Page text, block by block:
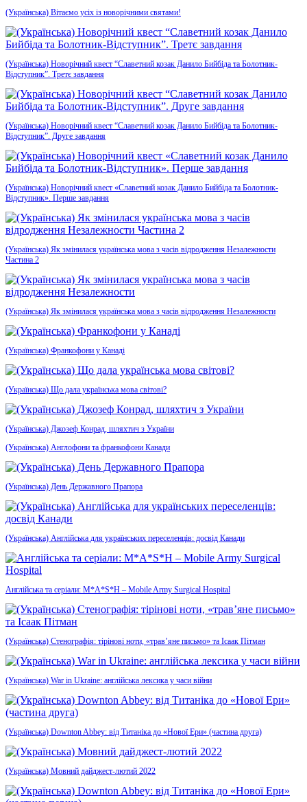
(Українська) Вітаємо усіх із новорічними святами!
(Українська) Новорічний квест “Славетний козак Данило Бийбіда та Болотник-
Відступник”. Третє завдання
(Українська) Новорічний квест “Славетний козак Данило Бийбіда та Болотник-
Відступник”. Друге завдання
(Українська) Новорічний квест «Славетний козак Данило Бийбіда та Болотник-
Відступник». Перше завдання
(Українська) Як змінилася українська мова з часів відродження Незалежности
Частина 2
(Українська) Як змінилася українська мова з часів відродження Незалежности
(Українська) Франкофони у Канаді
(Українська) Що дала українська мова світові?
(Українська) Джозеф Конрад, шляхтич з України
(Українська) Англофони та франкофони Канади
(Українська) День Державного Прапора
(Українська) Англійська для українських переселенців: досвід Канади
Англійська та серіали: M*A*S*H – Mobile Army Surgical Hospital
(Українська) Стенографія: тірінові ноти, «трав’яне письмо» та Ісаак Пітман
(Українська) War in Ukraine: англійська лексика у часи війни
(Українська) Downton Abbey: від Титаніка до «Нової Ери» (частина друга)
(Українська) Мовний дайджест-лютий 2022